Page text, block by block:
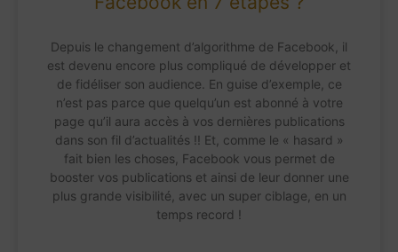
Depuis le changement d’algorithme de Facebook, il
est devenu encore plus compliqué de développer et
de fidéliser son audience. En guise d’exemple, ce
n’est pas parce que quelqu’un est abonné à votre
page qu’il aura accès à vos dernières publications
dans son fil d’actualités !! Et, comme le « hasard »
fait bien les choses, Facebook vous permet de
booster vos publications et ainsi de leur donner une
plus grande visibilité, avec un super ciblage, en un
temps record !